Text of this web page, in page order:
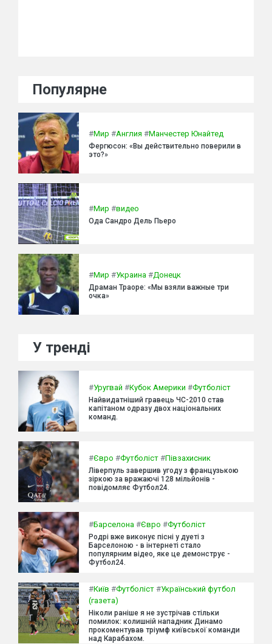
Популярне
#Мир #Англия #Манчестер Юнайтед
Фергюсон: «Вы действительно поверили в
это?»
#Мир #видео
Ода Сандро Дель Пьеро
#Мир #Украина #Донецк
Драман Траоре: «Мы взяли важные три
очка»
У тренді
#Уругвай #Кубок Америки #Футболіст
Найвидатніший гравець ЧС-2010 став
капітаном одразу двох національних
команд.
#Євро #Футболіст #Півзахисник
Ліверпуль завершив угоду з французькою
зіркою за вражаючі 128 мільйонів -
повідомляє Футбол24.
#Барселона #Євро #Футболіст
Родрі вже виконує пісні у дуеті з
Барселоною - в інтернеті стало
популярним відео, яке це демонструє -
Футбол24.
#Київ #Футболіст #Український футбол
(газета)
Ніколи раніше я не зустрічав стільки
помилок: колишній нападник Динамо
прокоментував тріумф київської команди
над Карабахом.